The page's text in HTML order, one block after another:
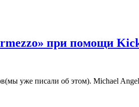
при помощи
уже писали об этом). Michael